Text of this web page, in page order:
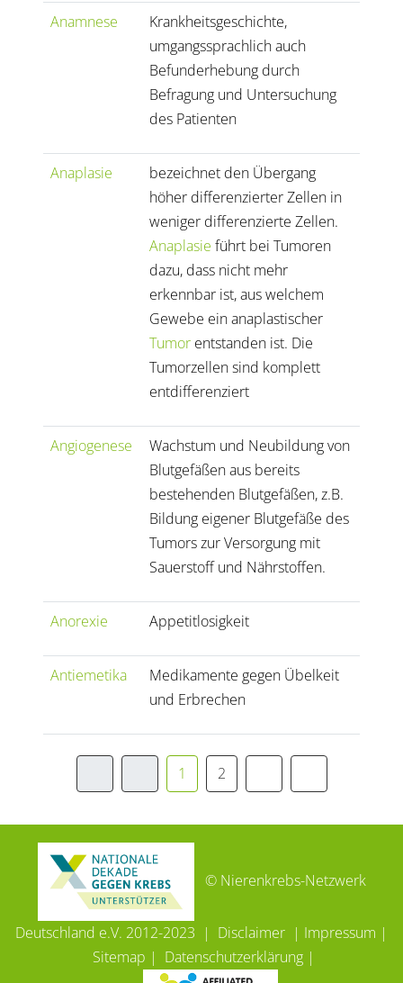
Anamnese
Krankheitsgeschichte,
umgangssprachlich auch
Befunderhebung durch
Befragung und Untersuchung
des Patienten
Anaplasie
bezeichnet den Übergang
höher differenzierter Zellen in
weniger differenzierte Zellen.
Anaplasie führt bei Tumoren
dazu, dass nicht mehr
erkennbar ist, aus welchem
Gewebe ein anaplastischer
Tumorentstanden ist. Die
Tumorzellen sind komplett
entdifferenziert
Angiogenese
Wachstum und Neubildung von
Blutgefäßen aus bereits
bestehenden Blutgefäßen, z.B.
Bildung eigener Blutgefäße des
Tumors zur Versorgung mit
Sauerstoff und Nährstoffen.
Anorexie Appetitlosigkeit
Antiemetika
Medikamente gegen Übelkeit
und Erbrechen
1 2
© Nierenkrebs-Netzwerk
Deutschland e.V. 2012-2023 | Disclaimer | Impressum |
Sitemap | Datenschutzerklärung|